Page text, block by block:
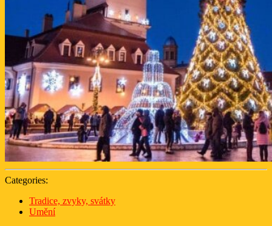
Categories:
Tradice, zvyky, svátky
Umění